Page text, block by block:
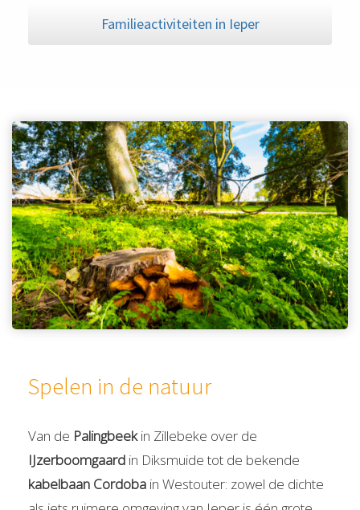
Familieactiviteiten in Ieper
Spelen in de natuur
Van de Palingbeekin Zillebeke over de
IJzerboomgaard in Diksmuide tot de bekende
kabelbaan Cordoba in Westouter: zowel de dichte